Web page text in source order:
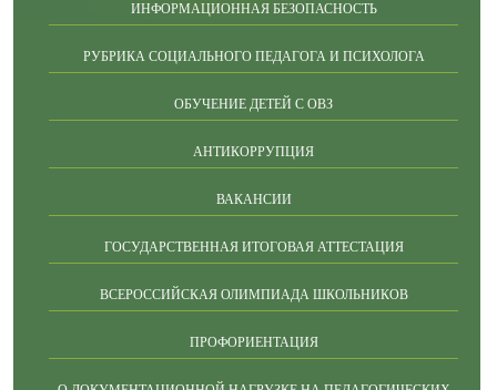
ИНФОРМАЦИОННАЯ БЕЗОПАСНОСТЬ
РУБРИКА СОЦИАЛЬНОГО ПЕДАГОГА И ПСИХОЛОГА
ОБУЧЕНИЕ ДЕТЕЙ С ОВЗ
АНТИКОРРУПЦИЯ
ВАКАНСИИ
ГОСУДАРСТВЕННАЯ ИТОГОВАЯ АТТЕСТАЦИЯ
ВСЕРОССИЙСКАЯ ОЛИМПИАДА ШКОЛЬНИКОВ
ПРОФОРИЕНТАЦИЯ